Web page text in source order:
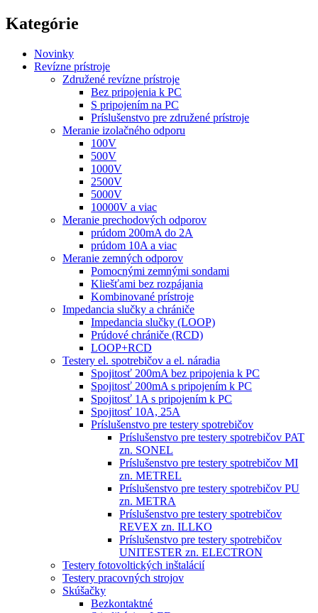
Kategórie
Novinky
Revízne prístroje
Združené revízne prístroje
Bez pripojenia k PC
S pripojením na PC
Príslušenstvo pre združené prístroje
Meranie izolačného odporu
100V
500V
1000V
2500V
5000V
10000V a viac
Meranie prechodových odporov
prúdom 200mA do 2A
prúdom 10A a viac
Meranie zemných odporov
Pomocnými zemnými sondami
Kliešťami bez rozpájania
Kombinované prístroje
Impedancia slučky a chrániče
Impedancia slučky (LOOP)
Prúdové chrániče (RCD)
LOOP+RCD
Testery el. spotrebičov a el. náradia
Spojitosť 200mA bez pripojenia k PC
Spojitosť 200mA s pripojením k PC
Spojitosť 1A s pripojením k PC
Spojitosť 10A, 25A
Príslušenstvo pre testery spotrebičov
Príslušenstvo pre testery spotrebičov PAT
zn. SONEL
Príslušenstvo pre testery spotrebičov MI
zn. METREL
Príslušenstvo pre testery spotrebičov PU
zn. METRA
Príslušenstvo pre testery spotrebičov
REVEX zn. ILLKO
Príslušenstvo pre testery spotrebičov
UNITESTER zn. ELECTRON
Testery fotovoltických inštalácií
Testery pracovných strojov
Skúšačky
Bezkontaktné